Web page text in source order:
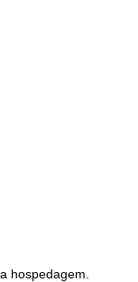
hospedagem.